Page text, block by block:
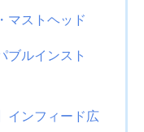
マストヘッド
ブルインスト
インフィード広